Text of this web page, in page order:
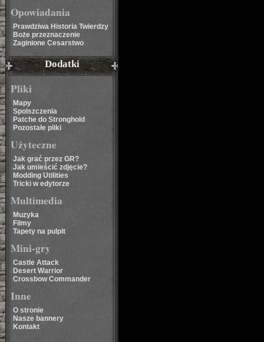
Opowiadania
Prawdziwa Historia Twierdzy
Boże przeznaczenie
Zaginione Cesarstwo
Dodatki
Pliki
Mapy
Spolszczenia
Patche do Stronghold
Pozostałe pliki
Użyteczne
Jak grać przez GR?
Jak umieścić zdjęcie?
Modding Utilities
Tricki w edytorze
Multimedia
Muzyka
Filmy
Tapety na pulpit
Mini-gry
Castle Attack
Desert Warrior
Crossbow Commander
Inne
O stronie
Nasze bannery
Kontakt